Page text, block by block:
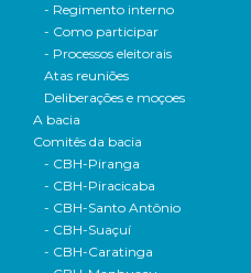
- Regimento interno
- Como participar
- Processos eleitorais
Atas reuniões
Deliberações e moçoes
A bacia
Comitês da bacia
- CBH-Piranga
- CBH-Piracicaba
- CBH-Santo Antônio
- CBH-Suaçuí
- CBH-Caratinga